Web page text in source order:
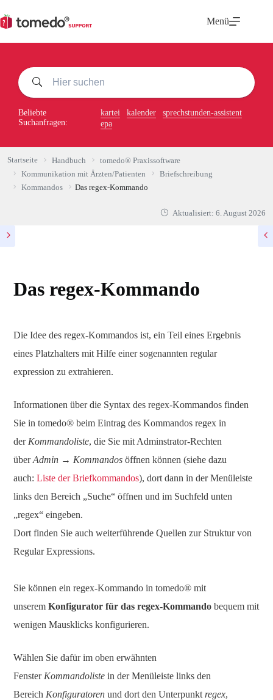
Inhalt
springen
Menü
Beliebte
Suchanfragen:
kartei kalender
sprechstunden-assistent
epa
Startseite Handbuch
tomedo® Praxissoftware
Kommunikation mit Ärzten/Patienten
Briefschreibung
Kommandos
Das regex-Kommando
Aktualisiert: 6. August 2026
Das regex-Kommando
Die Idee des regex-Kommandos ist, ein Teil eines Ergebnis
eines Platzhalters mit Hilfe einer sogenannten regular
expression zu extrahieren.
Informationen über die Syntax des regex-Kommandos finden
Sie in tomedo® beim Eintrag des Kommandos regex in
der Kommandoliste, die Sie mit Adminstrator-Rechten
überAdmin → Kommandos öffnen können (siehe dazu
auch: Liste der Briefkommandos), dort dann in der Menüleiste
links den Bereich „Suche“ öffnen und im Suchfeld unten
„regex“ eingeben.
Dort finden Sie auch weiterführende Quellen zur Struktur von
Regular Expressions.
Sie können ein regex-Kommando in tomedo® mit
unserem Konfigurator für das regex-Kommando bequem mit
wenigen Mausklicks konfigurieren.
Wählen Sie dafür im oben erwähnten
Fenster Kommandoliste in der Menüleiste links den
Bereich Konfiguratoren und dort den Unterpunkt regex,